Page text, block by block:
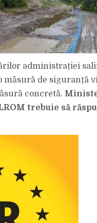
administrației
de siguranță
concretă.
trebuie să